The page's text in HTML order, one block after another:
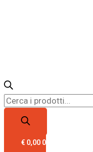
€ 0,00 0